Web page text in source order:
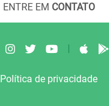
ENTRE EM CONTATO
|
Política de privacidade